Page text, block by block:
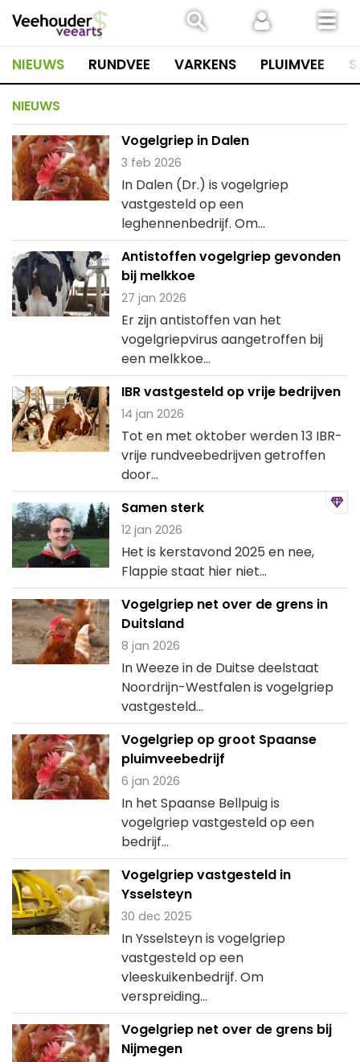
naar
inhoud
NIEUWS RUNDVEE VARKENS PLUIMVEE
NIEUWS
Vogelgriep in Dalen
3 feb 2026
In Dalen (Dr.) is vogelgriep
vastgesteld op een
leghennenbedrijf. Om...
Antistoffen vogelgriep gevonden
bij melkkoe
27 jan 2026
Er zijn antistoffen van het
vogelgriepvirus aangetroffen bij
een melkkoe...
IBR vastgesteld op vrije bedrijven
14 jan 2026
Tot en met oktober werden 13 IBR-
vrije rundveebedrijven getroffen
door...
Samen sterk
12 jan 2026
Het is kerstavond 2025 en nee,
Flappie staat hier niet...
Vogelgriep net over de grens in
Duitsland
8 jan 2026
In Weeze in de Duitse deelstaat
Noordrijn-Westfalen is vogelgriep
vastgesteld...
Vogelgriep op groot Spaanse
pluimveebedrijf
6 jan 2026
In het Spaanse Bellpuig is
vogelgriep vastgesteld op een
bedrijf...
Vogelgriep vastgesteld in
Ysselsteyn
30 dec 2025
In Ysselsteyn is vogelgriep
vastgesteld op een
vleeskuikenbedrijf. Om
verspreiding...
Vogelgriep net over de grens bij
Nijmegen